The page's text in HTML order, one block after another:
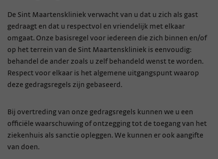
De Sint Maartenskliniek verwacht van u dat u zich als gast
gedraagt en dat u respectvol en vriendelijk met elkaar
omgaat. Onze basisregel voor iedereen die zich binnen en/of
op het terrein van de Sint Maartenskliniek is eenvoudig:
behandel de ander zoals u zelf behandeld wenst te worden.
Respect voor elkaar is het algemene uitgangspunt waarop
deze gedragsregels zijn gebaseerd.
Bij overtreding van onze gedragsregels kunnen we u een
officiële waarschuwing of ontzegging tot de toegang van het
ziekenhuis als sanctie opleggen. We kunnen er ook aangifte
van doen.